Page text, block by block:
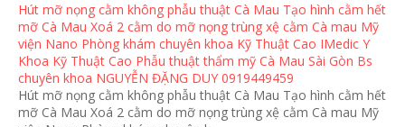
Hút mỡ nọng cằm không phẫu thuật Cà Mau Tạo hình cằm hết
mỡ Cà Mau Xoá 2 cằm do mỡ nọng trùng xệ cằm Cà mau Mỹ
viện Nano Phòng khám chuyên khoa Kỹ Thuật Cao IMedic Y
Khoa Kỹ Thuật Cao Phẫu thuật thẩm mỹ Cà Mau Sài Gòn Bs
chuyên khoa NGUYỄN ĐẶNG DUY 0919449459
Hút mỡ nọng cằm không phẫu thuật Cà Mau Tạo hình cằm hết
mỡ Cà Mau Xoá 2 cằm do mỡ nọng trùng xệ cằm Cà mau Mỹ